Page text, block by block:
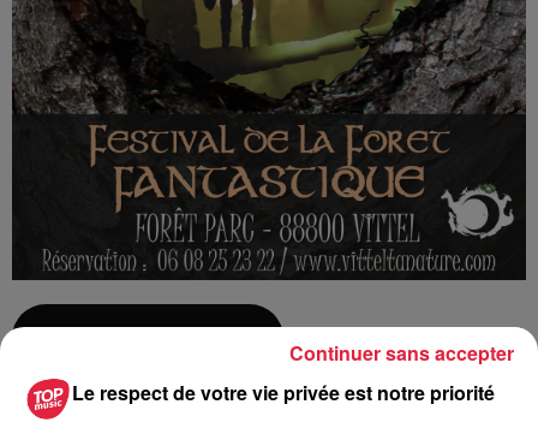
Le respect de votre vie privée est notre priorité
Continuer sans accepter